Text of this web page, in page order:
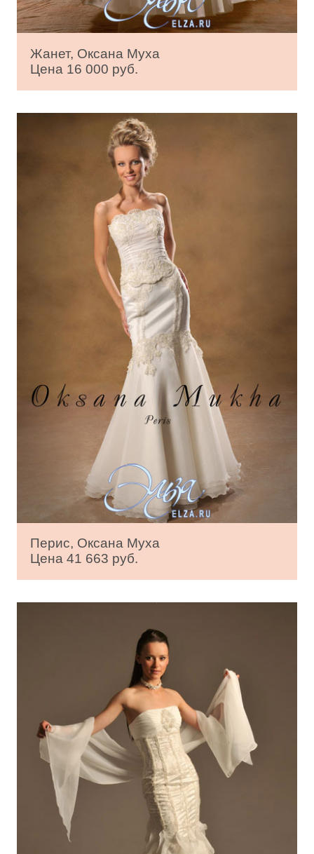
Жанет, Оксана Муха
Цена 16 000 руб.
Перис, Оксана Муха
Цена 41 663 руб.